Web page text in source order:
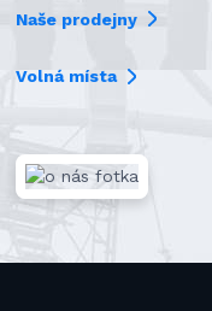
Naše prodejny
Volná místa